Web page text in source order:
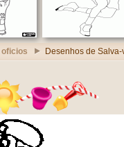
oficios Desenhos de